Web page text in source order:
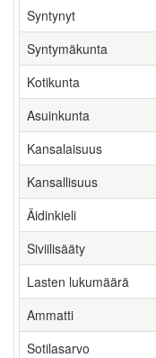
Syntynyt
Syntymäkunta
Kotikunta
Asuinkunta
Kansalaisuus
Kansallisuus
Äidinkieli
Siviilisääty
Lasten lukumäärä
Ammatti
Sotilasarvo